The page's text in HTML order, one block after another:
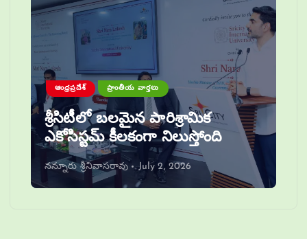
ఆంధ్రప్రదేశ్ ప్రాంతీయ వార్తలు
శ్రీసిటీలో బలమైన పారిశ్రామిక
ఎకోసిస్టమ్ కీలకంగా నిలుస్తోంది
నన్నూరు శ్రీనివాసరావు July 2, 2026